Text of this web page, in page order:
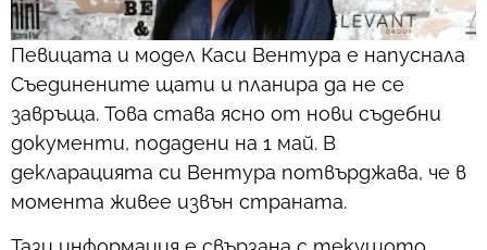
Певицата и модел Каси Вентура е напуснала
Съединените щати и планира да не се
завръща. Това става ясно от нови съдебни
документи, подадени на 1 май. В
декларацията си Вентура потвърджава, че в
момента живее извън страната.